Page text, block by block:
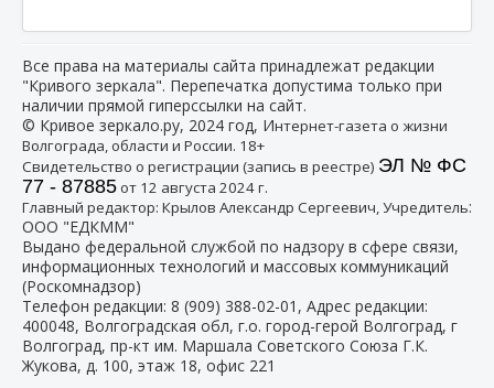
Все права на материалы сайта принадлежат редакции
"Кривого зеркала". Перепечатка допустима только при
наличии прямой гиперссылки на сайт.
© Кривое зеркало.ру, 2024 год, Интернет-газета о жизни
Волгограда, области и России. 18+
Свидетельство о регистрации (запись в реестре) ЭЛ № ФС
77 - 87885от 12 августа 2024 г.
Главный редактор: Крылов Александр Сергеевич, Учредитель:
ООО "ЕДКММ"
Выдано федеральной службой по надзору в сфере связи,
информационных технологий и массовых коммуникаций
(Роскомнадзор)
Телефон редакции: 8 (909) 388-02-01 , Адрес редакции:
400048, Волгоградская обл, г.о. город-герой Волгоград, г
Волгоград, пр-кт им. Маршала Советского Союза Г.К.
Жукова, д. 100, этаж 18, офис 221